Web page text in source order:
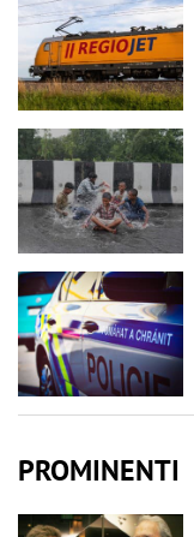
PROMINENTI